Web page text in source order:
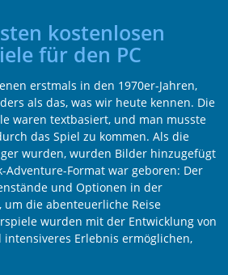
kostenlosen
für den PC
erstmals in den 1970er-Jahren,
als das, was wir heute kennen. Die
waren textbasiert, und man musste
das Spiel zu kommen. Als die
wurden, wurden Bilder hinzugefügt
Adventure-Format war geboren: Der
und Optionen in der
um die abenteuerliche Reise
wurden mit der Entwicklung von
intensiveres Erlebnis ermöglichen,